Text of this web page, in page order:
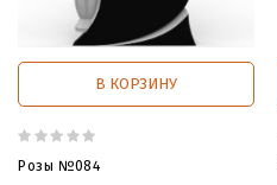
В КОРЗИНУ
Розы №084